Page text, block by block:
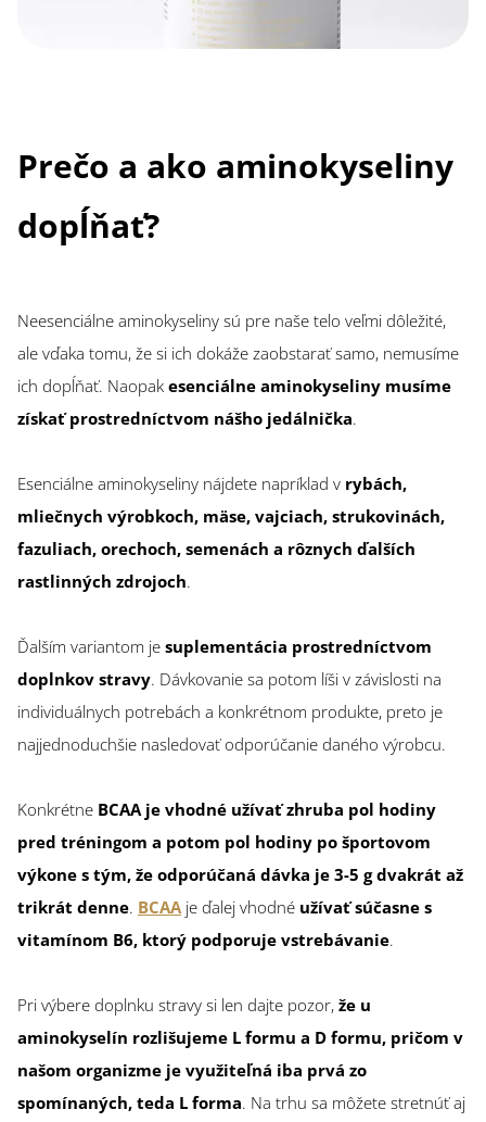
Prečo a ako aminokyseliny
dopĺňať?
Neesenciálne aminokyseliny sú pre naše telo veľmi dôležité,
ale vďaka tomu, že si ich dokáže zaobstarať samo, nemusíme
ich dopĺňať. Naopak esenciálne aminokyseliny musíme
získať prostredníctvom nášho jedálnička.
Esenciálne aminokyseliny nájdete napríklad v rybách,
mliečnych výrobkoch, mäse, vajciach, strukovinách,
fazuliach, orechoch, semenách a rôznych ďalších
rastlinných zdrojoch.
Ďalším variantom je suplementácia prostredníctvom
doplnkov stravy. Dávkovanie sa potom líši v závislosti na
individuálnych potrebách a konkrétnom produkte, preto je
najjednoduchšie nasledovať odporúčanie daného výrobcu.
Konkrétne BCAA je vhodné užívať zhruba pol hodiny
pred tréningom a potom pol hodiny po športovom
výkone s tým, že odporúčaná dávka je 3-5 g dvakrát až
trikrát denne. BCAA je ďalej vhodné užívať súčasne s
vitamínom B6, ktorý podporuje vstrebávanie.
Pri výbere doplnku stravy si len dajte pozor, že u
aminokyselín rozlišujeme L formu a D formu, pričom v
našom organizme je využiteľná iba prvá zo
spomínaných, teda L forma. Na trhu sa môžete stretnúť aj